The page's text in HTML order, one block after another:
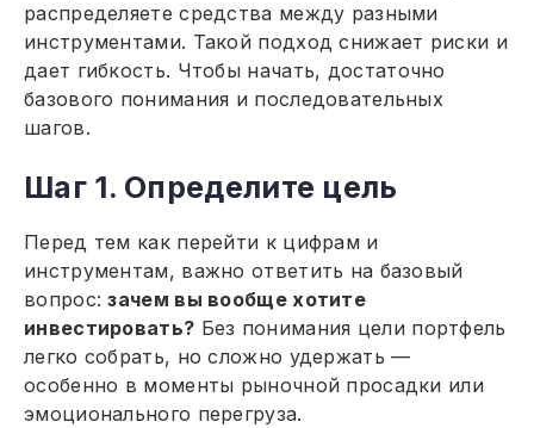
распределяете средства между разными
инструментами. Такой подход снижает риски и
дает гибкость. Чтобы начать, достаточно
базового понимания и последовательных
шагов.
Шаг 1. Определите цель
Перед тем как перейти к цифрам и
инструментам, важно ответить на базовый
вопрос:зачем вы вообще хотите
инвестировать? Без понимания цели портфель
легко собрать, но сложно удержать —
особенно в моменты рыночной просадки или
эмоционального перегруза.